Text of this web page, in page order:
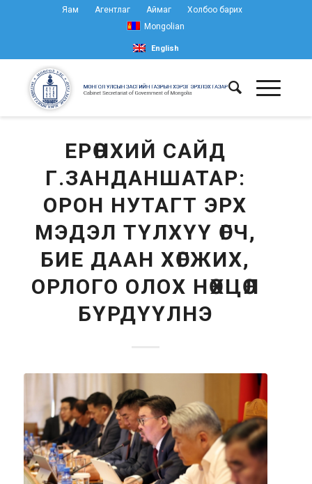
Яам Агентлаг Аймаг
Холбоо барих
Mongolian
English
ЕРӨНХИЙ САЙД
Г.ЗАНДАНШАТАР:
ОРОН НУТАГТ ЭРХ
МЭДЭЛ ТҮЛХҮҮ ӨГЧ,
БИЕ ДААН ХӨГЖИХ,
ОРЛОГО ОЛОХ НӨХЦӨЛ
БҮРДҮҮЛНЭ